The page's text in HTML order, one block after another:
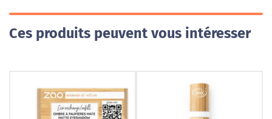
Ces produits peuvent vous intéresser